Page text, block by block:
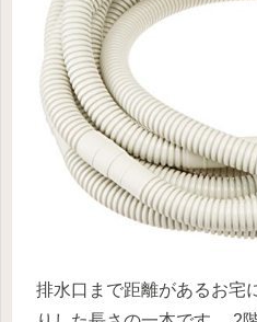
排水口まで距離があるお宅